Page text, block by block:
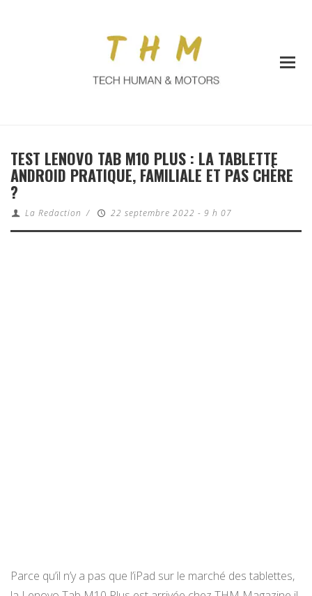
TEST LENOVO TAB M10 PLUS : LA TABLETTE
ANDROID PRATIQUE, FAMILIALE ET PAS CHÈRE
?
La Redaction / 22 septembre 2022 - 9 h 07
Parce qu’il n’y a pas que l’iPad sur le marché des tablettes,